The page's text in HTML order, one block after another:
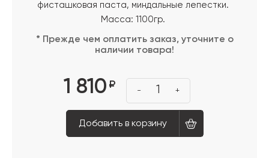
фисташковая паста, миндальные лепестки.
Масса: 1100гр.
* Прежде чем оплатить заказ, уточните о
наличии товара!
1 810 ₽
- 1 +
Добавить в корзину